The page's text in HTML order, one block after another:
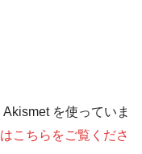
を使っていま
こちらをご覧くださ